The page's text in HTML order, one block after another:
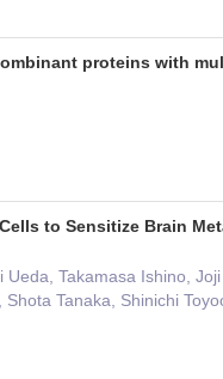
proteins with
to Sensitize Brain
Takamasa Ishino,
Tanaka, Shinichi